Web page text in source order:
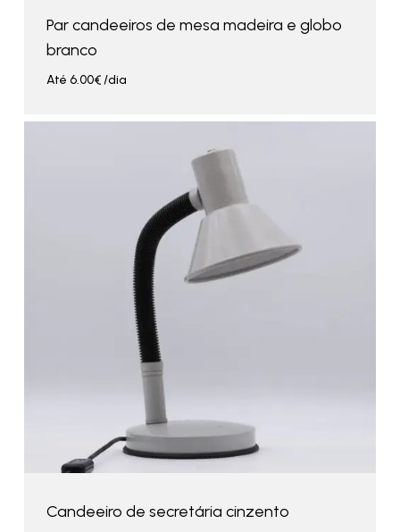
Par candeeiros de mesa madeira e globo
branco
Até 6.00€/dia
Candeeiro de secretária cinzento